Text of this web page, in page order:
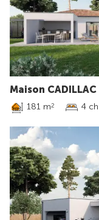
Maison CADILLAC
181 m2 4 ch